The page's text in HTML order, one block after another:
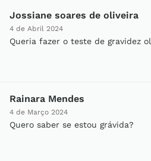
Jossiane soares de oliveira
4 de Abril 2024
Queria fazer o teste de gravidez
Rainara Mendes
4 de Março 2024
Quero saber se estou grávida?